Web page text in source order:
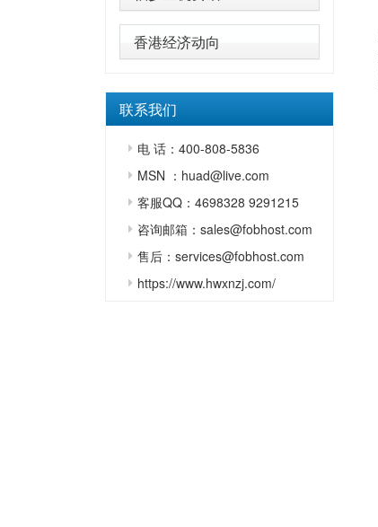
香港经济动向
联系我们
电 话：400-808-5836
MSN ：huad@live.com
客服QQ：4698328 9291215
咨询邮箱：sales@fobhost.com
售后：services@fobhost.com
https://www.hwxnzj.com/